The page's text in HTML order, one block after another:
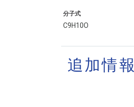
分子式
C9H10O
追加情報